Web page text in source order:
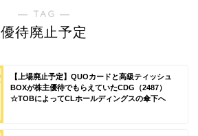
― TAG ―
優待廃止予定
【上場廃止予定】QUOカードと高級ティッシュ
BOXが株主優待でもらえていたCDG（2487）
☆TOBによってCLホールディングスの傘下へ